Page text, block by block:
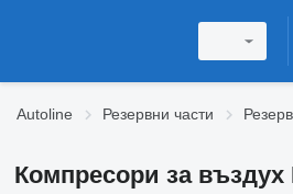
Autoline Резервни части
Компресори за въздух